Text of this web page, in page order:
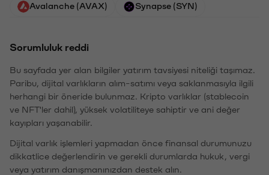
Avalanche (AVAX) Synapse (SYN)
Sorumluluk reddi
Bu sayfada yer alan bilgiler yatırım tavsiyesi niteliği taşımaz.
Paribu, dijital varlıkların alım-satımı veya saklanmasıyla ilgili
herhangi bir öneride bulunmaz. Kripto varlıklar (stablecoin
ve NFT'ler dahil), yüksek volatiliteye sahiptir ve ani değer
kayıpları yaşanabilir.
Dijital varlık işlemleri yapmadan önce finansal durumunuzu
dikkatlice değerlendirin ve gerekli durumlarda hukuk, vergi
veya yatırım danışmanınızdan destek alın.